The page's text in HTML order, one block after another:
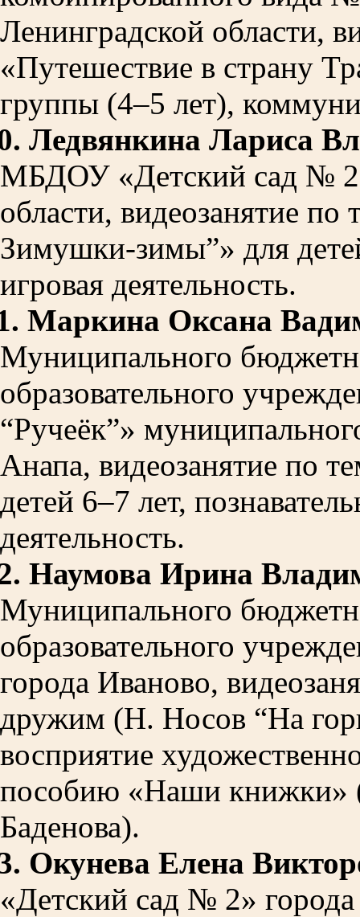
Ленинградской области,
«Путешествие в страну
группы (4–5 лет),
Ледвянкина Лариса
МБДОУ «Детский сад №
области, видеозанятие по
Зимушки-зимы”» для
игровая деятельность.
Маркина Оксана
Муниципального
образовательного
“Ручеёк”»
Анапа, видеозанятие по
детей 6–7 лет,
деятельность.
Наумова Ирина
Муниципального
образовательного
города Иваново,
дружим (Н. Носов “На
восприятие
пособию «Наши книжки»
Баденова).
Окунева Елена
«Детский сад № 2»